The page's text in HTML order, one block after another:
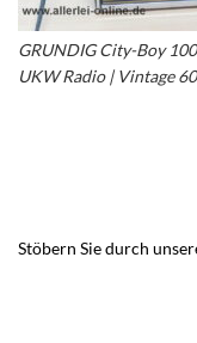
GRUNDIG City-Boy
UKW Radio | Vintage
Stöbern Sie durch